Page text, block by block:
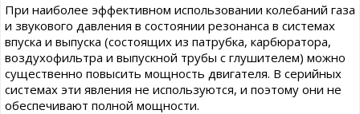
При наиболее эффективном использовании колебаний газа
и звукового давления в состоянии резонанса в системах
впуска и выпуска (состоящих из патрубка, карбюратора,
воздухофильтра и выпускной трубы с глушителем) можно
существенно повысить мощность двигателя. В серийных
системах эти явления не используются, и поэтому они не
обеспечивают полной мощности.